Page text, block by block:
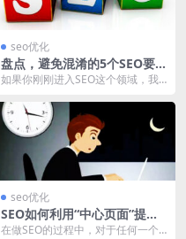
seo优化
盘点，避免混淆的5个SEO要
点
如果你刚刚进入SEO这个领域，我
楚，大部分的时间，...
seo优化
SEO如何利用“中心页面”提升
竞争力？
在做SEO的过程中，对于任何一个